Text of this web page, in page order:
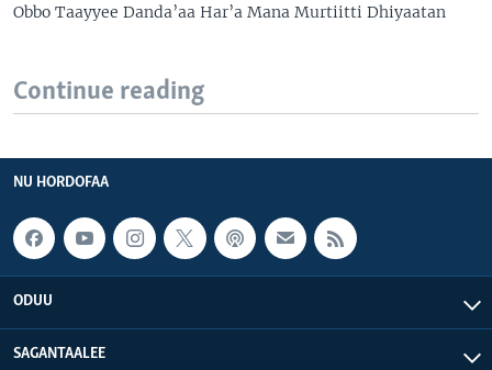
Obbo Taayyee Danda’aa Har’a Mana Murtiitti Dhiyaatan
Continue reading
NU HORDOFAA
ODUU
SAGANTAALEE